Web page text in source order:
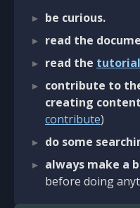
be curious.
read the
read the
contribute to
creating
contribute)
do some
always make a
before doing